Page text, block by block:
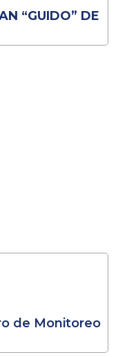
“GUIDO” DE
de Monitoreo